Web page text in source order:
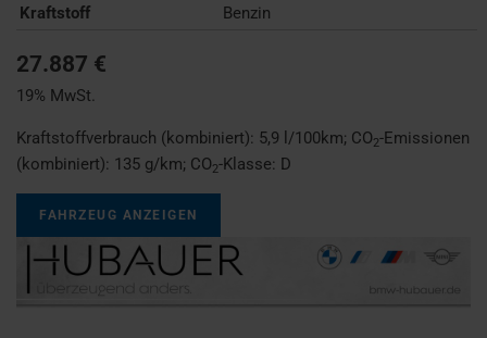
Kraftstoff
Benzin
27.887 €
19% MwSt.
Kraftstoffverbrauch (kombiniert): 5,9 l/100km; CO2-Emissionen
(kombiniert): 135 g/km; CO2-Klasse: D
FAHRZEUG ANZEIGEN